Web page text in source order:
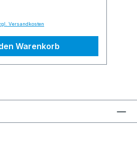
Versandkosten
Warenkorb